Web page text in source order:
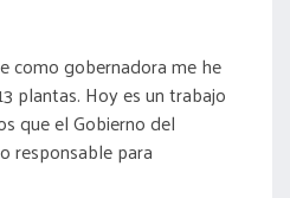
como gobernadora me he
plantas. Hoy es un trabajo
que el Gobierno del
responsable para